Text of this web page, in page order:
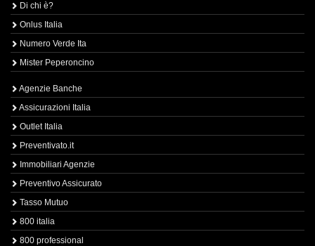
Di chi è?
Onlus Italia
Numero Verde Ita
Mister Peperoncino
Agenzie Banche
Assicurazioni Italia
Outlet Italia
Preventivato.it
Immobiliari Agenzie
Preventivo Assicurato
Tasso Mutuo
800 italia
800 professional